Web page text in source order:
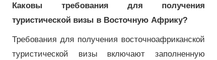
Каковы требования для получения
туристической визы в Восточную Африку?
Требования для получения восточноафриканской
туристической визы включают заполненную